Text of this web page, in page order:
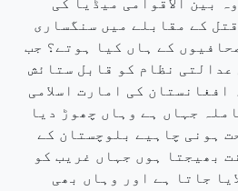
کے مقابلے میں سنگساری
کے ہاں کیا ہوتے؟ جب
نظام کو قابل ستائش
کی امارت اسلامی
جہاں ہے وہاں چھوڑ دیا
ہونی چاہیے بلوچستان کے
بھیجتا ہوں جہاں غریب کو
جاتا ہے اور وہاں بھی